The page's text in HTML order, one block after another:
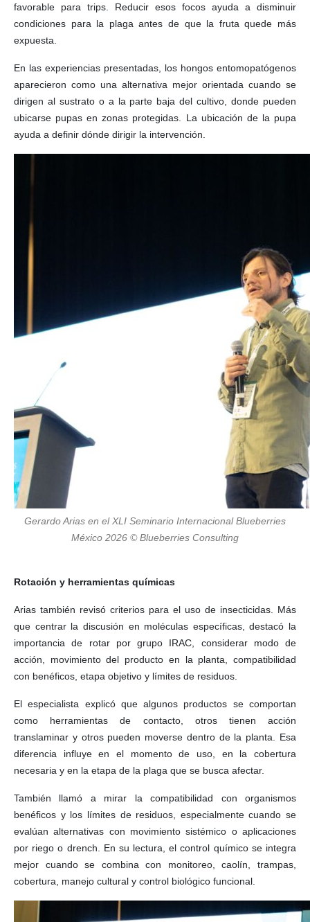
favorable para trips. Reducir esos focos ayuda a disminuir
condiciones para la plaga antes de que la fruta quede más
expuesta.
En las experiencias presentadas, los hongos entomopatógenos
aparecieron como una alternativa mejor orientada cuando se
dirigen al sustrato o a la parte baja del cultivo, donde pueden
ubicarse pupas en zonas protegidas. La ubicación de la pupa
ayuda a definir dónde dirigir la intervención.
Gerardo Arias en el XLI Seminario Internacional Blueberries
México 2026 © Blueberries Consulting
Rotación y herramientas químicas
Arias también revisó criterios para el uso de insecticidas. Más
que centrar la discusión en moléculas específicas, destacó la
importancia de rotar por grupo IRAC, considerar modo de
acción, movimiento del producto en la planta, compatibilidad
con benéficos, etapa objetivo y límites de residuos.
El especialista explicó que algunos productos se comportan
como herramientas de contacto, otros tienen acción
translaminar y otros pueden moverse dentro de la planta. Esa
diferencia influye en el momento de uso, en la cobertura
necesaria y en la etapa de la plaga que se busca afectar.
También llamó a mirar la compatibilidad con organismos
benéficos y los límites de residuos, especialmente cuando se
evalúan alternativas con movimiento sistémico o aplicaciones
por riego o drench. En su lectura, el control químico se integra
mejor cuando se combina con monitoreo, caolín, trampas,
cobertura, manejo cultural y control biológico funcional.